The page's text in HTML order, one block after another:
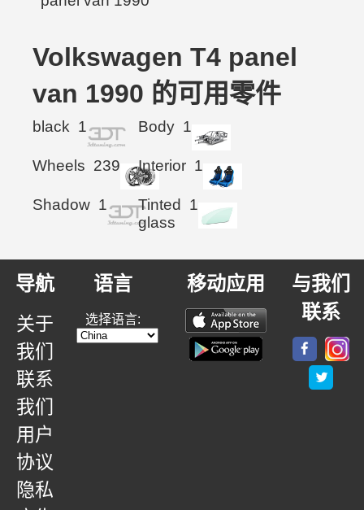
Volkswagen T4 panel
van 1990 的可用零件
black 1 Body 1
Wheels 239 Interior 1
Shadow 1
Tinted
glass
1
导航
关于
我们
联系
我们
用户
协议
隐私
语言
选择语言:
移动应用
与我们
联系